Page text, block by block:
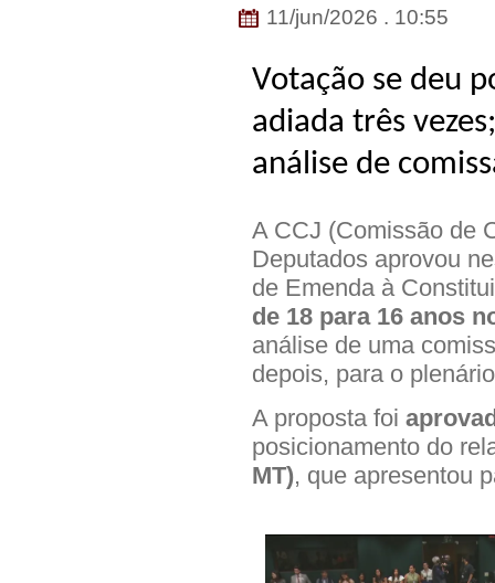
11/jun/2026 . 10:55
Votação se deu
adiada três
análise de
A CCJ (Comissão de
Deputados aprovou
de Emenda à
de 18 para 16 anos
análise de uma
depois, para o
A proposta foi
posicionamento do
MT), que apresentou